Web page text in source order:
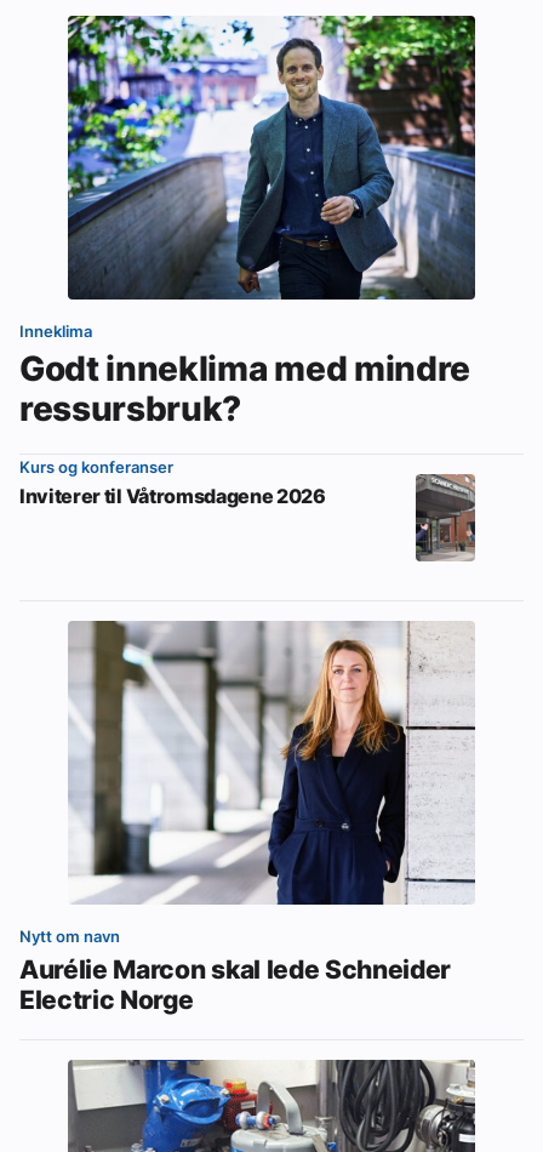
Inneklima
Godt inneklima med mindre
ressursbruk?
Kurs og konferanser
Inviterer til Våtromsdagene 2026
Nytt om navn
Aurélie Marcon skal lede Schneider
Electric Norge